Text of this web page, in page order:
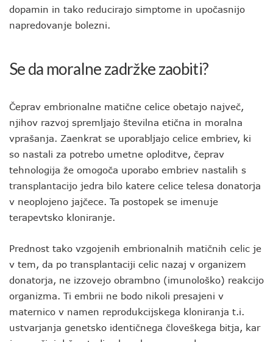
dopamin in tako reducirajo simptome in upočasnijo
napredovanje bolezni.
Se da moralne zadržke zaobiti?
Čeprav embrionalne matične celice obetajo največ,
njihov razvoj spremljajo številna etična in moralna
vprašanja. Zaenkrat se uporabljajo celice embriev, ki
so nastali za potrebo umetne oploditve, čeprav
tehnologija že omogoča uporabo embriev nastalih s
transplantacijo jedra bilo katere celice telesa donatorja
v neoplojeno jajčece. Ta postopek se imenuje
terapevtsko kloniranje.
Prednost tako vzgojenih embrionalnih matičnih celic je
v tem, da po transplantaciji celic nazaj v organizem
donatorja, ne izzovejo obrambno (imunološko) reakcijo
organizma. Ti embrii ne bodo nikoli presajeni v
maternico v namen reprodukcijskega kloniranja t.i.
ustvarjanja genetsko identičnega človeškega bitja, kar